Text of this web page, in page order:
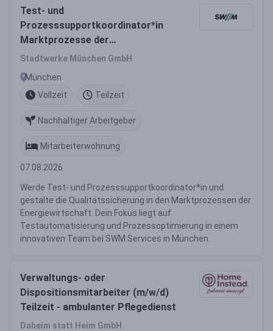
Test- und
Prozesssupportkoordinator*in
Marktprozesse der
Energiewirtschaft - Fokus
Stadtwerke München GmbH
München
Vollzeit
Teilzeit
Nachhaltiger Arbeitgeber
Mitarbeiterwohnung
07.08.2026
Werde Test- und Prozesssupportkoordinator*in und
gestalte die Qualitätssicherung in den Marktprozessen der
Energiewirtschaft. Dein Fokus liegt auf
Testautomatisierung und Prozessoptimierung in einem
innovativen Team bei SWM Services in München.
Verwaltungs- oder
Dispositionsmitarbeiter (m/w/d)
Teilzeit - ambulanter Pflegedienst
Daheim statt Heim GmbH